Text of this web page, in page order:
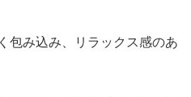
包み込み、リラックス感のあ